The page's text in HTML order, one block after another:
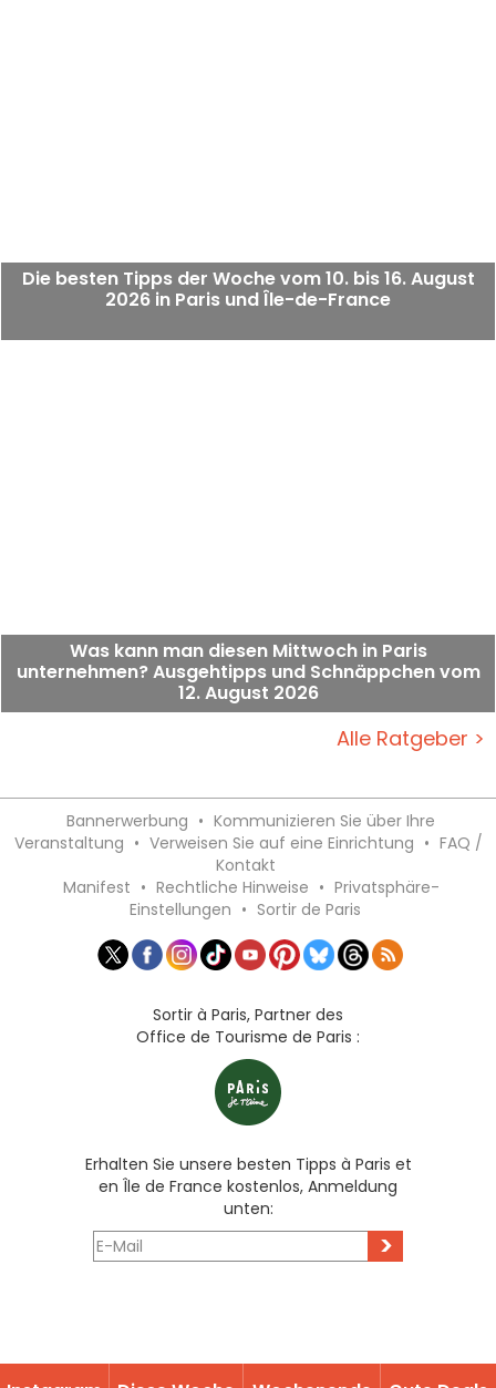
Die besten Tipps der Woche vom 10. bis 16. August
2026 in Paris und Île-de-France
Was kann man diesen Mittwoch in Paris
unternehmen? Ausgehtipps und Schnäppchen vom
12. August 2026
Alle Ratgeber >
Bannerwerbung • Kommunizieren Sie über Ihre
Veranstaltung • Verweisen Sie auf eine Einrichtung • FAQ /
Kontakt
Manifest • Rechtliche Hinweise • Privatsphäre-
Einstellungen • Sortir de Paris
Sortir à Paris, Partner des
Office de Tourisme de Paris :
Erhalten Sie unsere besten Tipps à Paris et
en Île de France kostenlos, Anmeldung
unten:
>